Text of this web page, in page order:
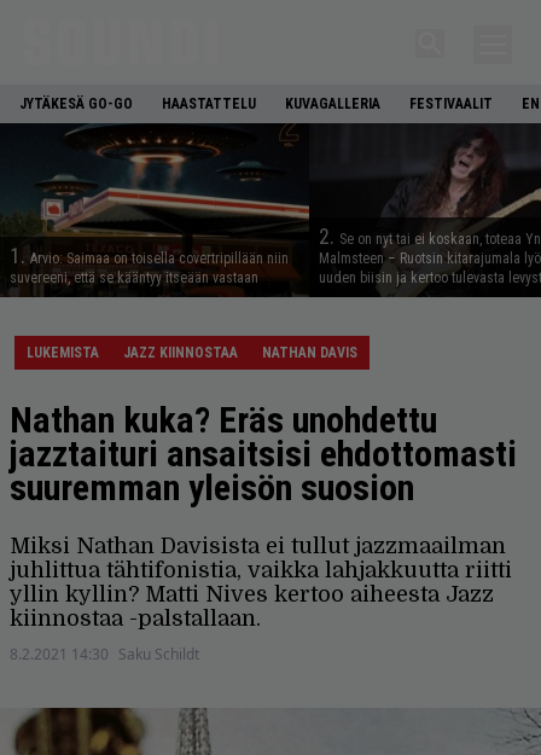
JYTÄKESÄ GO-GO HAASTATTELU KUVAGALLERIA FESTIVAALIT
1. Arvio: Saimaa on toisella covertripillään niin
suvereeni, että se kääntyy itseään vastaan
2. Se on nyt tai ei koskaan, toteaa
Malmsteen – Ruotsin kitarajumala
uuden biisin ja kertoo tulevasta
LUKEMISTA JAZZ KIINNOSTAA NATHAN DAVIS
Nathan kuka? Eräs unohdettu
jazztaituri ansaitsisi ehdottomasti
suuremman yleisön suosion
Miksi Nathan Davisista ei tullut jazzmaailman
juhlittua tähtifonistia, vaikka lahjakkuutta riitti
yllin kyllin? Matti Nives kertoo aiheesta Jazz
kiinnostaa -palstallaan.
8.2.2021 14:30 Saku Schildt